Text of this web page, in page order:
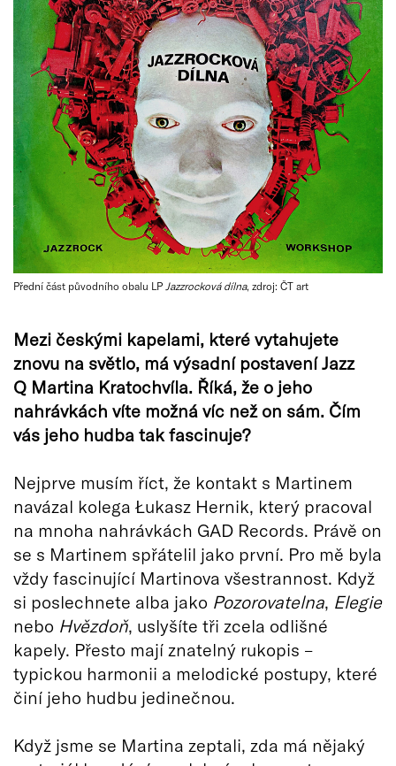
Přední část původního obalu LP Jazzrocková dílna, zdroj: ČT art
Mezi českými kapelami, které vytahujete
znovu na světlo, má výsadní postavení Jazz
Q Martina Kratochvíla. Říká, že o jeho
nahrávkách víte možná víc než on sám. Čím
vás jeho hudba tak fascinuje?
Nejprve musím říct, že kontakt s Martinem
navázal kolega Łukasz Hernik, který pracoval
na mnoha nahrávkách GAD Records. Právě on
se s Martinem spřátelil jako první. Pro mě byla
vždy fascinující Martinova všestrannost. Když
si poslechnete alba jako Pozorovatelna, Elegie
nebo Hvězdoň, uslyšíte tři zcela odlišné
kapely. Přesto mají znatelný rukopis –
typickou harmonii a melodické postupy, které
činí jeho hudbu jedinečnou.
Když jsme se Martina zeptali, zda má nějaký